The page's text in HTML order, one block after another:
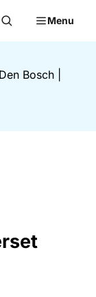
Menu
Bosch